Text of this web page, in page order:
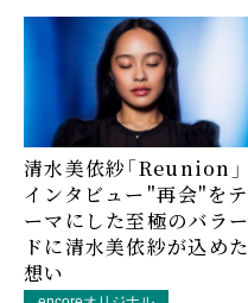
清水美依紗「Reunion」
インタビュー――"再会"をテ
ーマにした至極のバラー
ドに清水美依紗が込めた
想い